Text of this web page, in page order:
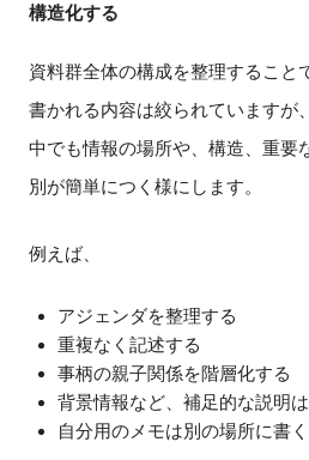
構造化する
資料群全体の構成を整理すること
書かれる内容は絞られていますが
中でも情報の場所や、構造、重要
別が簡単につく様にします。
例えば、
アジェンダを整理する
重複なく記述する
事柄の親子関係を階層化する
背景情報など、補足的な説明
自分用のメモは別の場所に書く